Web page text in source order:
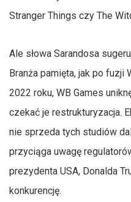
Stranger Things czy The
Ale słowa Sarandosa
Branża pamięta, jak po
2022 roku, WB Games
czekać je restrukturyzacja.
nie sprzeda tych studiów
przyciąga uwagę
prezydenta USA, Donalda
konkurencję.